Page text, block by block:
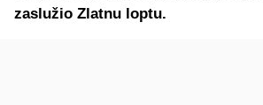
zaslužio Zlatnu loptu.